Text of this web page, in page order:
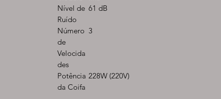
Nível de
Ruído
61 dB
Número
de
Velocida
des
3
Potência
da Coifa
228W (220V)